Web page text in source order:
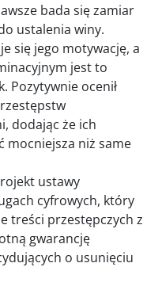
bada się zamiar
ustalenia winy.
się jego motywację, a
jest to
Pozytywnie ocenił
dodając że ich
mocniejsza niż same
ustawy
cyfrowych, który
treści przestępczych z
gwarancję
o usunięciu